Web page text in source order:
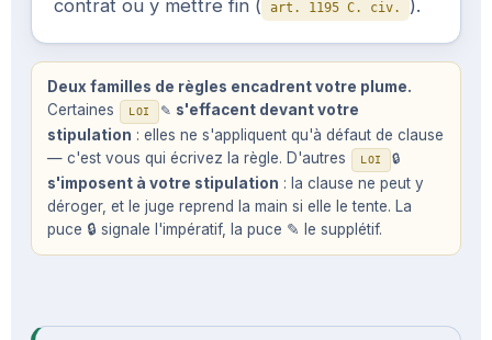
contrat ou y mettre fin ( art. 1195 C. civ. ).
Deux familles de règles encadrent votre plume.
Certaines
LOI ✎ s'effacent devant votre
stipulation : elles ne s'appliquent qu'à défaut de clause
— c'est vous qui écrivez la règle. D'autres
LOI 🔒
s'imposent à votre stipulation : la clause ne peut y
déroger, et le juge reprend la main si elle le tente. La
puce 🔒 signale l'impératif, la puce ✎ le supplétif.